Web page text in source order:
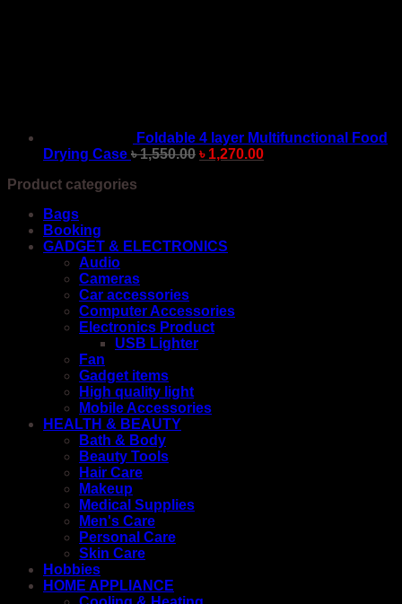
Foldable 4 layer Multifunctional Food
Drying Case ৳1,550.00 ৳ 1,270.00
Product categories
Bags
Booking
GADGET & ELECTRONICS
Audio
Cameras
Car accessories
Computer Accessories
Electronics Product
USB Lighter
Fan
Gadget items
High quality light
Mobile Accessories
HEALTH & BEAUTY
Bath & Body
Beauty Tools
Hair Care
Makeup
Medical Supplies
Men's Care
Personal Care
Skin Care
Hobbies
HOME APPLIANCE